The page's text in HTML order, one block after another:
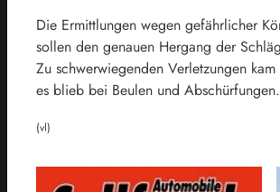
Die Ermittlungen wegen gefährlicher
sollen den genauen Hergang der
Zu schwerwiegenden Verletzungen
es blieb bei Beulen und Abschürfungen.
(vl)